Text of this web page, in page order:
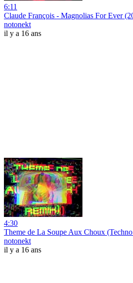
6:11
Claude François - Magnolias For Ever
notonekt
il y a 16 ans
4:30
Theme de La Soupe Aux Choux
notonekt
il y a 16 ans